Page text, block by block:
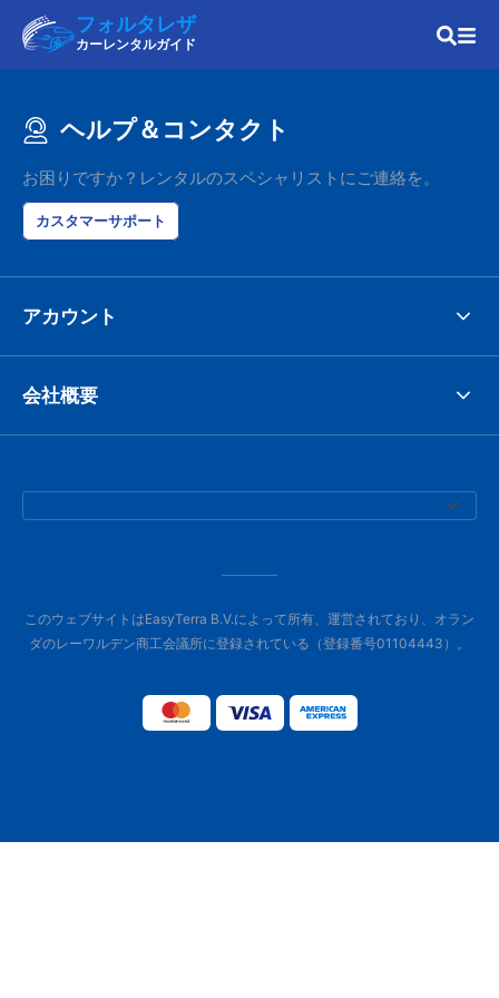
フォルタレザ
カーレンタルガイド
ヘルプ＆コンタクト
お困りですか？レンタルのスペシャリストにご連絡を。
カスタマーサポート
アカウント
会社概要
このウェブサイトはEasyTerra B.V.によって所有、運営されており、オラン
ダのレーワルデン商工会議所に登録されている（登録番号01104443）。